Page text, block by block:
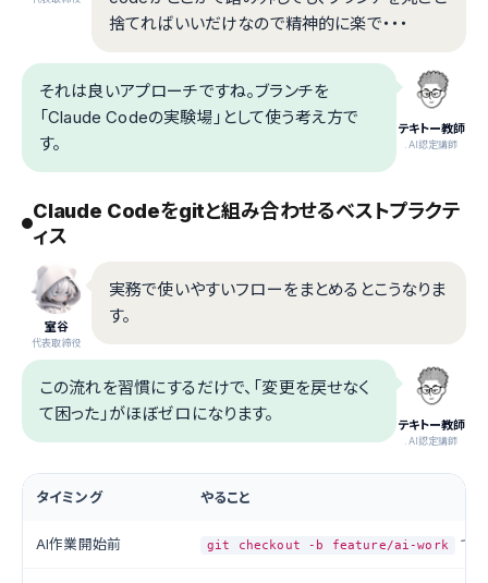
捨てればいいだけなので精神的に楽で・・・
テキトー教師
.AI認定講師
それは良いアプローチですね。ブランチを
「Claude Codeの実験場」として使う考え方で
す。
Claude Codeをgitと組み合わせるベストプラクテ
ィス
室谷
代表取締役
実務で使いやすいフローをまとめるとこうなりま
す。
テキトー教師
.AI認定講師
この流れを習慣にするだけで、「変更を戻せなく
て困った」がほぼゼロになります。
タイミング やること
AI作業開始前 git checkout -b feature/ai-work で